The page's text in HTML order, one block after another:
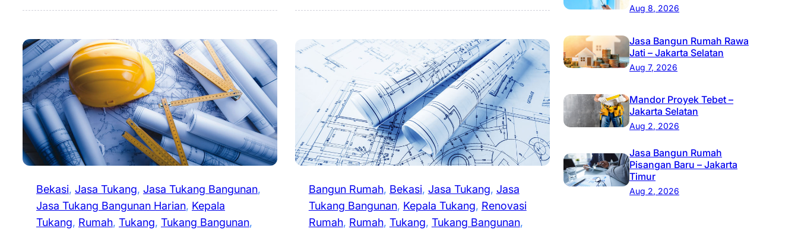
Bekasi, Jasa Tukang, Jasa Tukang Bangunan
Jasa Tukang Bangunan Harian, Kepala
Tukang, Rumah, Tukang, Tukang Bangunan
Bangun Rumah, Bekasi, Jasa Tukang, Jasa
Tukang Bangunan, Kepala Tukang, Renovasi
Rumah, Rumah, Tukang, Tukang Bangunan
Aug 8, 2026
Jasa Bangun Rumah Rawa
Jati – Jakarta Selatan
Aug 7, 2026
Mandor Proyek Tebet –
Jakarta Selatan
Aug 2, 2026
Jasa Bangun Rumah
Pisangan Baru – Jakarta
Timur
Aug 2, 2026